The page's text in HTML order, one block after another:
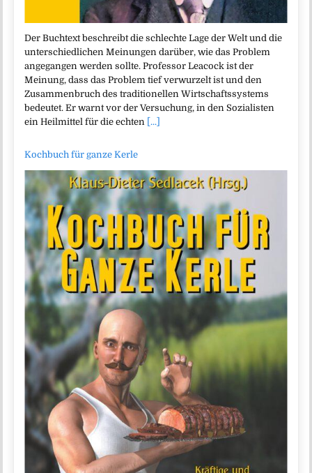
Der Buchtext beschreibt die schlechte Lage der Welt und die
unterschiedlichen Meinungen darüber, wie das Problem
angegangen werden sollte. Professor Leacock ist der
Meinung, dass das Problem tief verwurzelt ist und den
Zusammenbruch des traditionellen Wirtschaftssystems
bedeutet. Er warnt vor der Versuchung, in den Sozialisten
ein Heilmittel für die echten [...]
Kochbuch für ganze Kerle